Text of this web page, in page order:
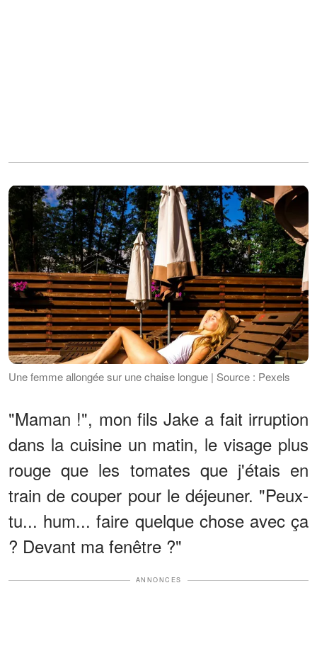
Une femme allongée sur une chaise longue | Source : Pexels
"Maman !", mon fils Jake a fait irruption
dans la cuisine un matin, le visage plus
rouge que les tomates que j'étais en
train de couper pour le déjeuner. "Peux-
tu... hum... faire quelque chose avec ça
? Devant ma fenêtre ?"
ANNONCES